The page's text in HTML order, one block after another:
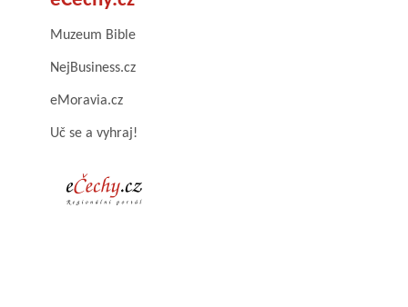
Muzeum Bible
NejBusiness.cz
eMoravia.cz
Uč se a vyhraj!